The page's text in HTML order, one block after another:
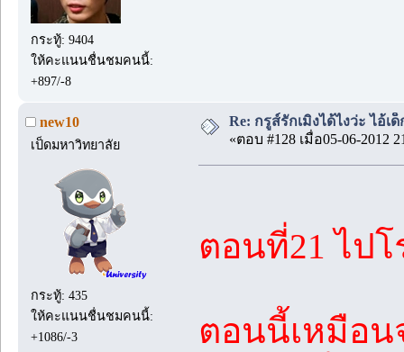
กระทู้: 9404
ให้คะแนนชื่นชมคนนี้:
+897/-8
new10
เป็ดมหาวิทยาลัย
กระทู้: 435
ให้คะแนนชื่นชมคนนี้:
+1086/-3
Re: กรูส์รักเมิงได้ไงว่ะ ไอ้เ
«ตอบ #128 เมื่อ05-06-2012
ตอนที่21 ไปโ
ตอนนี้เหมือน